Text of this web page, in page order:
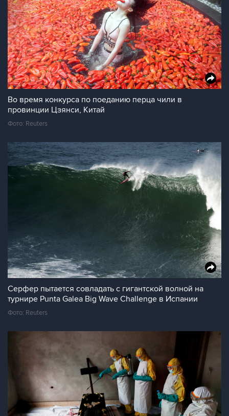
Во время конкурса по поеданию перца чили в
провинции Цзянси, Китай
Фото: Reuters
Серфер пытается совладать с гигантской волной на
турнире Punta Galea Big Wave Challenge в Испании
Фото: Reuters